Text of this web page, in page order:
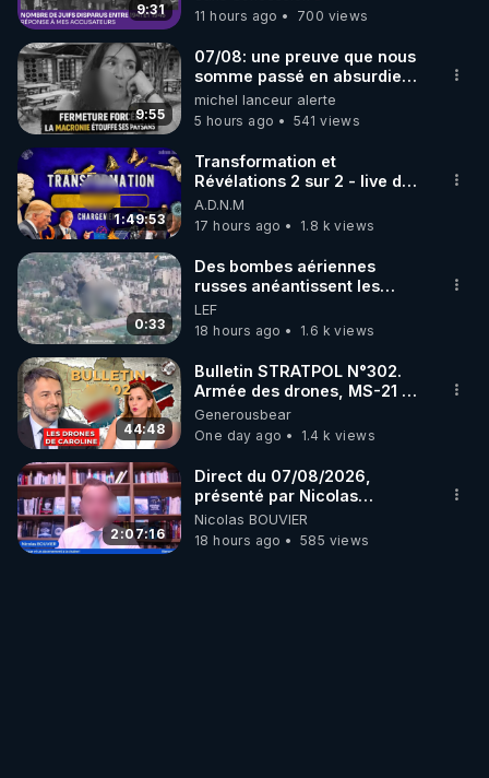
code : REGENERE10
▶ 30 jours gratuit sur l’application de méditation et
de bien-être ENVOL :
Rendez-vous sur https://www.envol.app/code
le code : REGENERE
9:31
11 hours ago
700 views
9:55
07/08: une preuve que nous
somme passé en absurdie
une dictature qui veut faire
taire ses opposant !
michel lanceur alerte
5 hours ago
541 views
1:49:53
Transformation et
Révélations 2 sur 2 - live du
07/08/26
A.D.N.M
17 hours ago
1.8 k views
0:33
Des bombes aériennes
russes anéantissent les
centres de contrôle de
drones de 3 brigades
ukrainienne
LEF
18 hours ago
1.6 k views
44:48
Bulletin STRATPOL N°302.
Armée des drones, MS-21 en
série, missiles coréens.
07.08.2026.
Generousbear
One day ago
1.4 k views
2:07:16
Direct du 07/08/2026,
présenté par Nicolas
BOUVIER
Nicolas BOUVIER
18 hours ago
585 views